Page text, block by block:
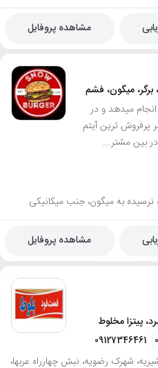
مشاهده پروفایل
برگر، میگون، فشم
میدهد و در
پرفروش ترین آیتم
بین مشتر...
نرسیده به میگون، جنب میکانیکی
مشاهده پروفایل
پیتزا مخلوط
09127346461
مشیریه، شهرک رضویه، نبش چهارراه عربها،